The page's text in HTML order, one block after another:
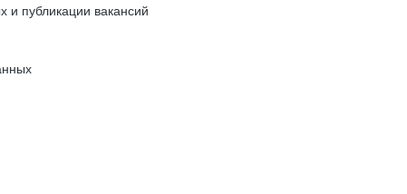
публикации вакансий